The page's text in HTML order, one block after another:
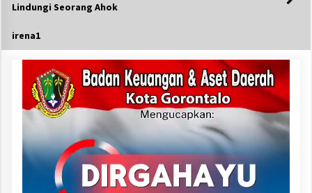
Lindungi Seorang Ahok
irena1